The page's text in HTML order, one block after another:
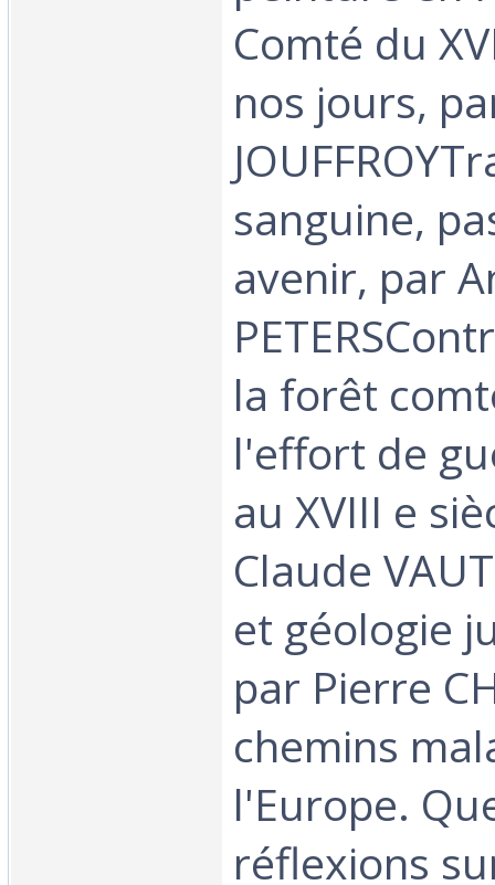
Comté du
nos jours,
sanguine,
avenir, par
la forêt
l'effort de
au XVIII e
Claude
et géologie
par Pierre
chemins
l'Europe.
réflexions